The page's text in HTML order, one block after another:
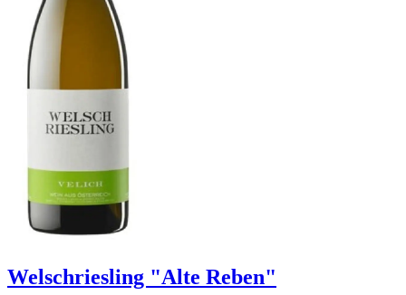
Welschriesling "Alte Reben"